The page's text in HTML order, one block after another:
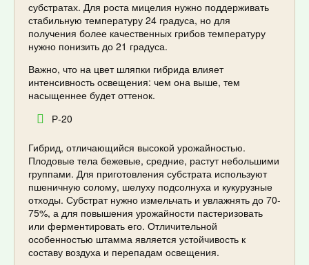
субстратах. Для роста мицелия нужно поддерживать
стабильную температуру 24 градуса, но для
получения более качественных грибов температуру
нужно понизить до 21 градуса.
Важно, что на цвет шляпки гибрида влияет
интенсивность освещения: чем она выше, тем
насыщеннее будет оттенок.
Р-20
Гибрид, отличающийся высокой урожайностью.
Плодовые тела бежевые, средние, растут небольшими
группами. Для приготовления субстрата используют
пшеничную солому, шелуху подсолнуха и кукурузные
отходы. Субстрат нужно измельчать и увлажнять до 70-
75%, а для повышения урожайности пастеризовать
или ферментировать его. Отличительной
особенностью штамма является устойчивость к
составу воздуха и перепадам освещения.